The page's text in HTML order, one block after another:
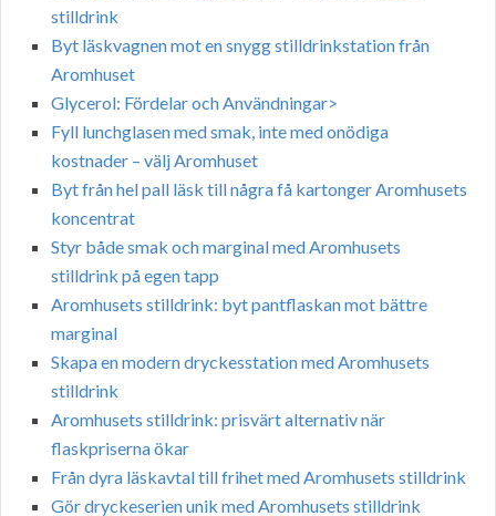
stilldrink
Byt läskvagnen mot en snygg stilldrinkstation från
Aromhuset
Glycerol: Fördelar och Användningar>
Fyll lunchglasen med smak, inte med onödiga
kostnader – välj Aromhuset
Byt från hel pall läsk till några få kartonger Aromhusets
koncentrat
Styr både smak och marginal med Aromhusets
stilldrink på egen tapp
Aromhusets stilldrink: byt pantflaskan mot bättre
marginal
Skapa en modern dryckesstation med Aromhusets
stilldrink
Aromhusets stilldrink: prisvärt alternativ när
flaskpriserna ökar
Från dyra läskavtal till frihet med Aromhusets stilldrink
Gör dryckeserien unik med Aromhusets stilldrink